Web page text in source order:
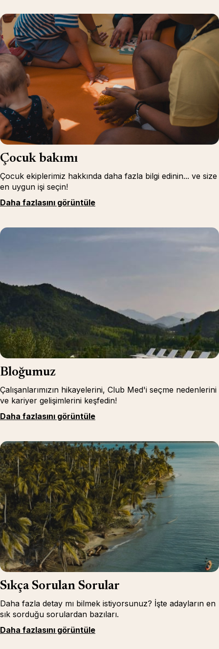
Çocuk bakımı
Çocuk ekiplerimiz hakkında daha fazla bilgi edinin... ve size
en uygun işi seçin!
Daha fazlasını görüntüle
Bloğumuz
Çalışanlarımızın hikayelerini, Club Med'i seçme nedenlerini
ve kariyer gelişimlerini keşfedin!
Daha fazlasını görüntüle
Sıkça Sorulan Sorular
Daha fazla detay mı bilmek istiyorsunuz? İşte adayların en
sık sorduğu sorulardan bazıları.
Daha fazlasını görüntüle